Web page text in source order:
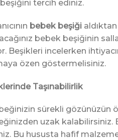
tercih ediniz.
bebek beşiği
bebek beşiğinin
Beşikleri incelerken
özen göstermelisiniz.
Taşınabilirlik
sürekli gözünüzün
uzak kalabilirsiniz.
Bu hususta hafif